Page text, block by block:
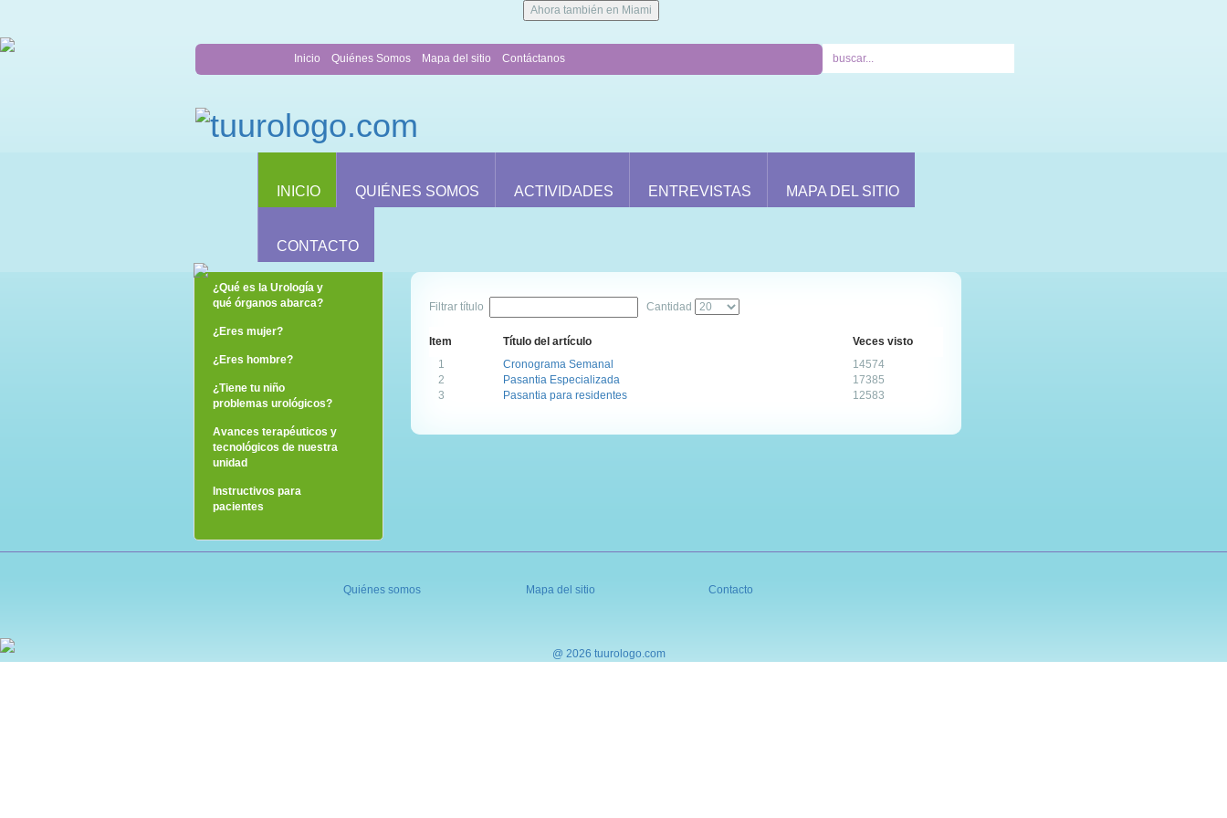
Ahora también en Miami
Contáctanos
Mapa del sitio
Quiénes Somos
Inicio
INICIO QUIÉNES SOMOS ACTIVIDADES ENTREVISTAS MAPA DEL SITIO
CONTACTO
¿Qué es la Urología y
qué órganos abarca?
¿Eres mujer?
¿Eres hombre?
¿Tiene tu niño
problemas urológicos?
Avances terapéuticos y
tecnológicos de nuestra
unidad
Instructivos para
pacientes
Filtrar título Cantidad
Item Título del artículo
Veces visto
1
Cronograma Semanal
14574
2
Pasantia Especializada
17385
3
Pasantia para residentes 12583
Quiénes somos Mapa del sitio Contacto
@ 2026 tuurologo.com